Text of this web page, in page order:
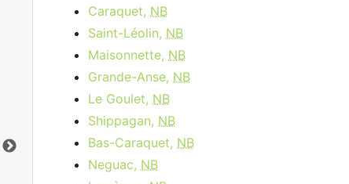
Rogers Ignite Gigabit
$149.99
per month
Frais d'activation:$14.95
Frais d'installation:
$49.99
Vers le bas:
Gbps
En haut: 50Mbps
Caraquet, NB
Saint-Léolin, NB
Maisonnette, NB
Grande-Anse, NB
Le Goulet, NB
Shippagan, NB
Bas-Caraquet, NB
Neguac, NB